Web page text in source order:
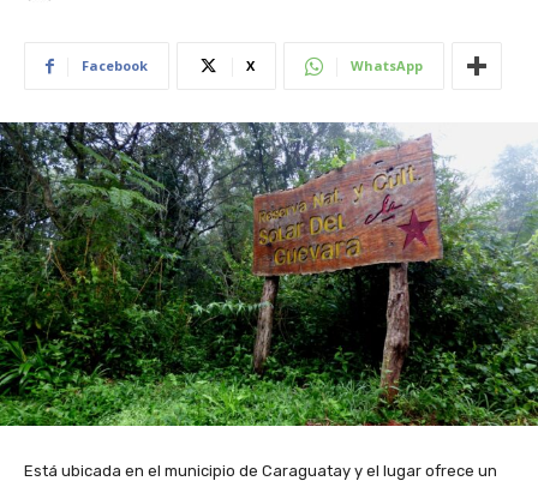
Facebook X WhatsApp
Está ubicada en el municipio de Caraguatay y el lugar ofrece un